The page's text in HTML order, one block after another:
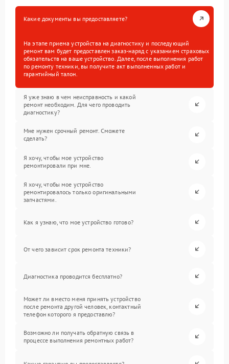
Какие документы вы предоставляете?
На этапе приема устройства на диагностику и последующий
ремонт вам будет предоставлен заказ-наряд с указанием страховых
обязательств на ваше устройство. Далее, после выполнения работ
по ремонту техники, вы получите акт выполненных работ и
гарантийный талон.
Я уже знаю в чем неисправность и какой
ремонт необходим. Для чего проводить
диагностику?
Мне нужен срочный ремонт. Сможете
сделать?
Я хочу, чтобы мое устройство
ремонтировали при мне.
Я хочу, чтобы мое устройство
ремонтировалось только оригинальными
запчастями.
Как я узнаю, что мое устройство готово?
От чего зависит срок ремонта техники?
Диагностика проводится бесплатно?
Может ли вместо меня принять устройство
после ремонта другой человек, контактный
телефон которого я предоставлю?
Возможно ли получать обратную связь в
процессе выполнения ремонтных работ?